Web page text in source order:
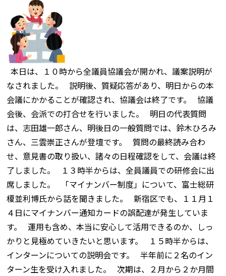
本日は、１０時から全議員協議会が開かれ、議案説明が
なされました。 説明後、質疑応答があり、明日からの本
会議にかかることが確認され、協議会は終了です。 協議
会後、会派での打合せを行いました。 明日の代表質問
は、志田雄一郎さん、明後日の一般質問では、鈴木ひろみ
さん、三雲崇正さんが登壇です。 質問の最終読み合わ
せ、意見書の取り扱い、諸々の日程確認をして、会議は終
了しました。 １３時半からは、全員議員での研修会に出
席しました。 「マイナンバー制度」について、富士総研
榎並利博氏から話を聞きました。 新宿区でも、１１月１
４日にマイナンバー通知カードの誤配達が発生していま
す。 運用も含め、本当に安心して活用できるのか、しっ
かりと見極めていきたいと思います。 １５時半からは、
インターンについての説明会です。 半年前に２名のイン
ターン生を受け入れました。 次期は、２月から２か月間